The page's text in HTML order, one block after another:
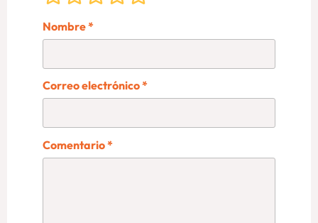
Nombre*
Correo electrónico*
Comentario*